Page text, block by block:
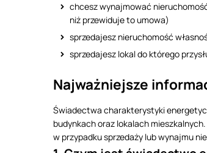
chcesz wynajmować
niż przewiduje to umowa)
sprzedajesz nieruchomość
sprzedajesz lokal do którego
Najważniejsze
Świadectwa charakterystyki
budynkach oraz lokalach
w przypadku sprzedaży lub wynajmu